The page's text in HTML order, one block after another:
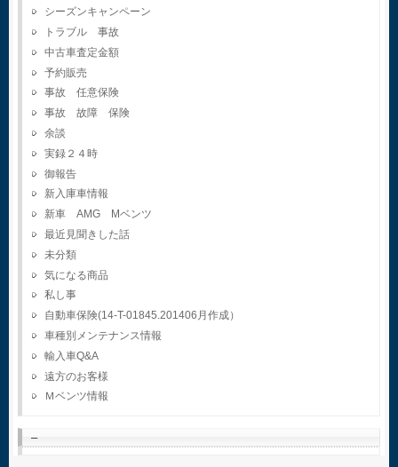
シーズンキャンペーン
トラブル 事故
中古車査定金額
予約販売
事故 任意保険
事故 故障 保険
余談
実録２４時
御報告
新入庫車情報
新車 AMG Mベンツ
最近見聞きした話
未分類
気になる商品
私し事
自動車保険(14-T-01845.201406月作成）
車種別メンテナンス情報
輸入車Q&A
遠方のお客様
Ｍベンツ情報
–